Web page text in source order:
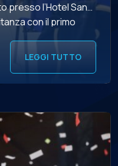
presso l’Hotel San
con il primo
solare, le
hanno […]
LEGGI TUTTO